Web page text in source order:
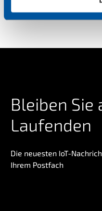
Bleiben Sie
Laufenden
Die neuesten IoT-
Ihrem Postfach